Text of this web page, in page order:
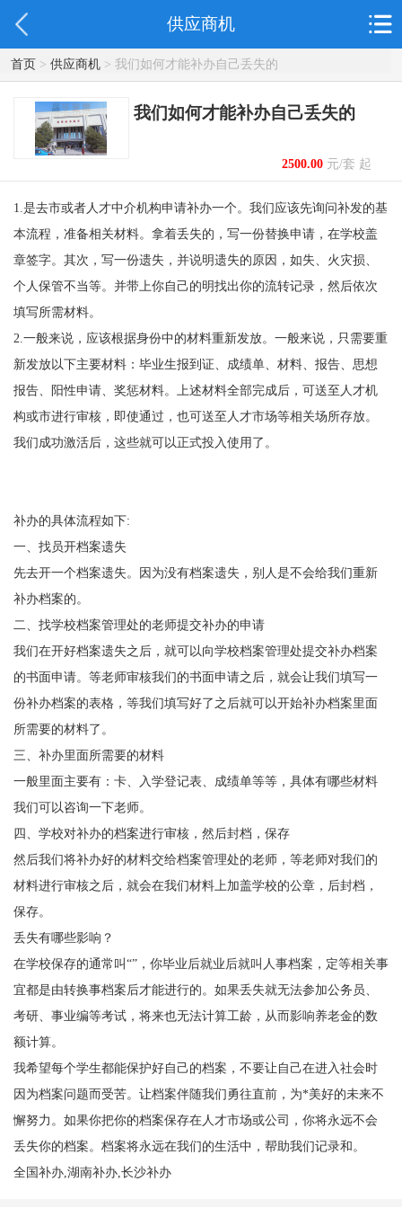
供应商机
首页> 供应商机> 我们如何才能补办自己丢失的
我们如何才能补办自己丢失的
2500.00元/套 起
1.是去市或者人才中介机构申请补办一个。我们应该先询问补发的基
本流程，准备相关材料。拿着丢失的，写一份替换申请，在学校盖
章签字。其次，写一份遗失，并说明遗失的原因，如失、火灾损、
个人保管不当等。并带上你自己的明找出你的流转记录，然后依次
填写所需材料。
2.一般来说，应该根据身份中的材料重新发放。一般来说，只需要重
新发放以下主要材料：毕业生报到证、成绩单、材料、报告、思想
报告、阳性申请、奖惩材料。上述材料全部完成后，可送至人才机
构或市进行审核，即使通过，也可送至人才市场等相关场所存放。
我们成功激活后，这些就可以正式投入使用了。
补办的具体流程如下:
一、找员开档案遗失
先去开一个档案遗失。因为没有档案遗失，别人是不会给我们重新
补办档案的。
二、找学校档案管理处的老师提交补办的申请
我们在开好档案遗失之后，就可以向学校档案管理处提交补办档案
的书面申请。等老师审核我们的书面申请之后，就会让我们填写一
份补办档案的表格，等我们填写好了之后就可以开始补办档案里面
所需要的材料了。
三、补办里面所需要的材料
一般里面主要有：卡、入学登记表、成绩单等等，具体有哪些材料
我们可以咨询一下老师。
四、学校对补办的档案进行审核，然后封档，保存
然后我们将补办好的材料交给档案管理处的老师，等老师对我们的
材料进行审核之后，就会在我们材料上加盖学校的公章，后封档，
保存。
丢失有哪些影响？
在学校保存的通常叫“”，你毕业后就业后就叫人事档案，定等相关事
宜都是由转换事档案后才能进行的。如果丢失就无法参加公务员、
考研、事业编等考试，将来也无法计算工龄，从而影响养老金的数
额计算。
我希望每个学生都能保护好自己的档案，不要让自己在进入社会时
因为档案问题而受苦。让档案伴随我们勇往直前，为*美好的未来不
懈努力。如果你把你的档案保存在人才市场或公司，你将永远不会
丢失你的档案。档案将永远在我们的生活中，帮助我们记录和。
全国补办,湖南补办,长沙补办